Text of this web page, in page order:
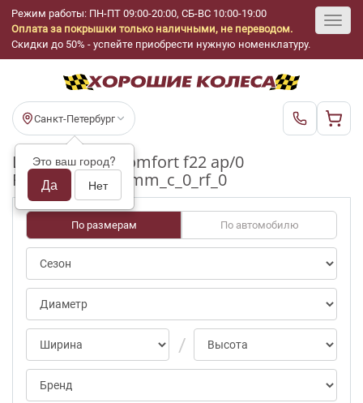
Режим работы: ПН-ПТ 09:00-20:00, СБ-ВС 10:00-19:00
Оплата за покрышки только наличными, не переводом.
Скидки до 50% - успейте приобрести нужную номенклатуру.
Санкт-Петербург
Это ваш город?
Да Нет
Шины бу Giti comfort f22 ap/0
R17_215_50_3-4mm_c_0_rf_0
По размерам По автомобилю